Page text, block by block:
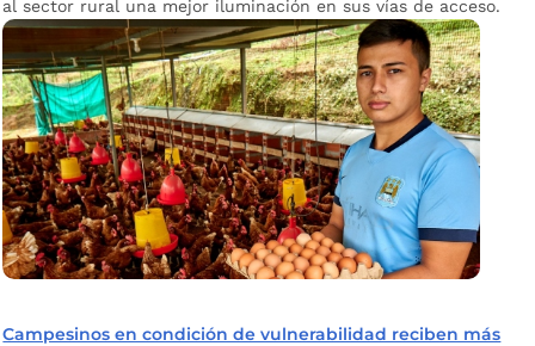
al sector rural una mejor iluminación en sus vías de acceso.
Campesinos en condición de vulnerabilidad reciben más